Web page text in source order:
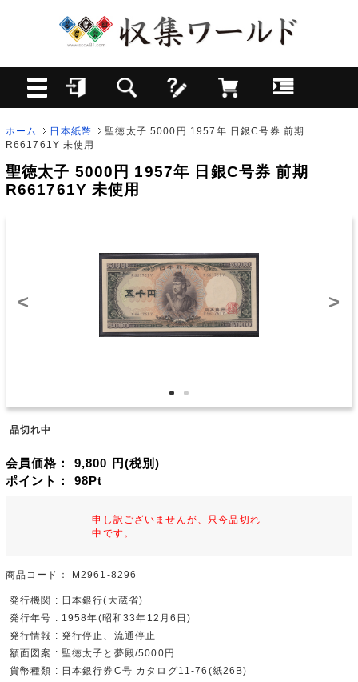
ホーム 日本紙幣
聖徳太子 5000円 1957年 日銀C号券 前期
R661761Y 未使用
聖徳太子 5000円 1957年 日銀C号券 前期
R661761Y 未使用
< >
品切れ中
会員価格： 9,800 円(税別)
ポイント： 98Pt
申し訳ございませんが、只今品切れ
中です。
商品コード： M2961-8296
発行機関 : 日本銀行(大蔵省)
発行年号 : 1958年(昭和33年12月6日)
発行情報 : 発行停止、流通停止
額面図案 : 聖徳太子と夢殿/5000円
貨幣種類 : 日本銀行券C号 カタログ11-76(紙26B)